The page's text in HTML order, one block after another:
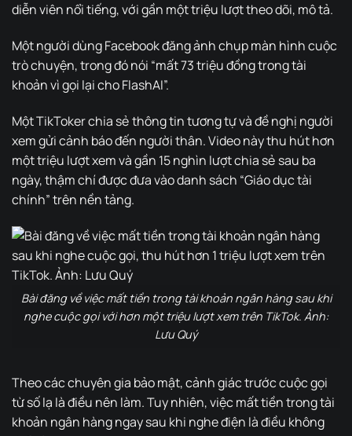
diễn viên nổi tiếng, với gần một triệu lượt theo dõi, mô tả.
Một người dùng Facebook đăng ảnh chụp màn hình cuộc
trò chuyện, trong đó nói “mất 73 triệu đồng trong tài
khoản vì gọi lại cho FlashAI”.
Một TikToker chia sẻ thông tin tương tự và đề nghị người
xem gửi cảnh báo đến người thân. Video này thu hút hơn
một triệu lượt xem và gần 15 nghìn lượt chia sẻ sau ba
ngày, thậm chí được đưa vào danh sách “Giáo dục tài
chính” trên nền tảng.
Bài đăng về việc mất tiền trong tài khoản ngân hàng sau khi
nghe cuộc gọi với hơn một triệu lượt xem trên TikTok. Ảnh:
Lưu Quý
Theo các chuyên gia bảo mật, cảnh giác trước cuộc gọi
từ số lạ là điều nên làm. Tuy nhiên, việc mất tiền trong tài
khoản ngân hàng ngay sau khi nghe điện là điều không